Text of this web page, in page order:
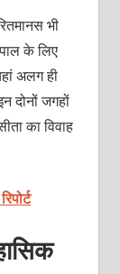
भी
के लिए
अलग ही
दोनों जगहों
का विवाह